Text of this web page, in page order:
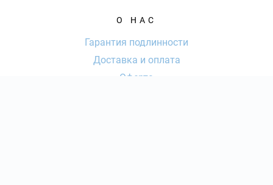
О НАС
Гарантия подлинности
Доставка и оплата
Оферта